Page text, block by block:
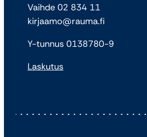
Vaihde 02 834 11
kirjaamo@rauma.fi
Y-tunnus 0138780-9
Laskutus